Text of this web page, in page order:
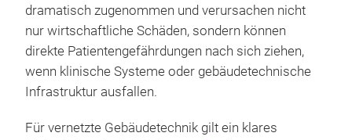
dramatisch zugenommen und verursachen nicht
nur wirtschaftliche Schäden, sondern können
direkte Patientengefährdungen nach sich ziehen,
wenn klinische Systeme oder gebäudetechnische
Infrastruktur ausfallen.
Für vernetzte Gebäudetechnik gilt ein klares